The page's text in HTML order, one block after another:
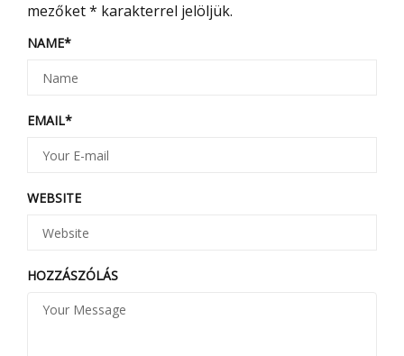
mezőket* karakterrel jelöljük.
NAME*
EMAIL*
WEBSITE
HOZZÁSZÓLÁS